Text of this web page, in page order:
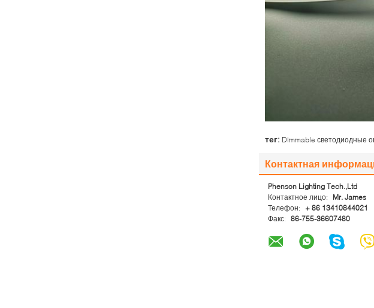
тег: Dimmable светодиодные
Контактная
Phenson Lighting Tech.,Ltd
Контактное лицо:
Mr. James
Телефон:
+ 86 13410844021
Факс: 86-755-36607480